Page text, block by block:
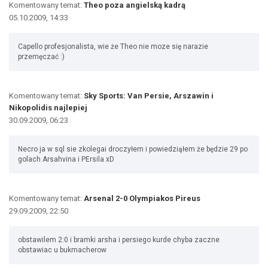
Komentowany temat: Theo poza angielską kadrą
05.10.2009, 14:33
Capello profesjonalista, wie że Theo nie moze się narazie
przemęczać :)
Komentowany temat: Sky Sports: Van Persie, Arszawin i
Nikopolidis najlepiej
30.09.2009, 06:23
Necro ja w sql sie zkolegai droczyłem i powiedziąłem że będzie 29 po
golach Arsahvina i PErsila xD
Komentowany temat: Arsenal 2-0 Olympiakos Pireus
29.09.2009, 22:50
obstawilem 2:0 i bramki arsha i persiego kurde chyba zaczne
obstawiac u bukmacherow